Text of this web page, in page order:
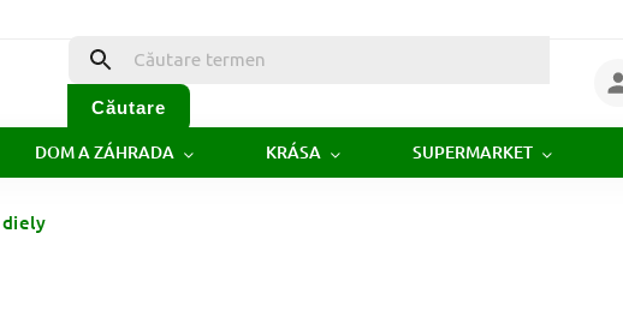
Căutare
DOM A ZÁHRADA KRÁSA SUPERMARKET